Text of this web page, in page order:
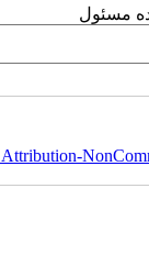
مسئول